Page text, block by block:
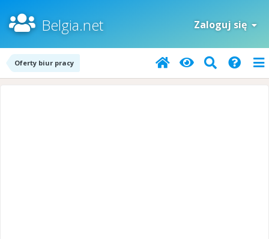
Belgia.net Zaloguj się
Oferty biur pracy